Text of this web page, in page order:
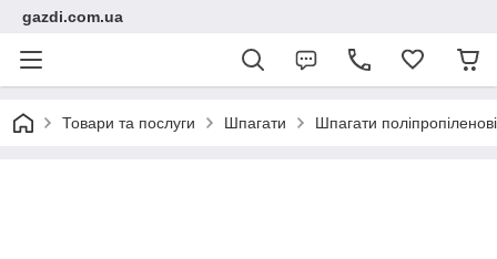
gazdi.com.ua
Товари та послуги Шпагати Шпагати поліпропіленові